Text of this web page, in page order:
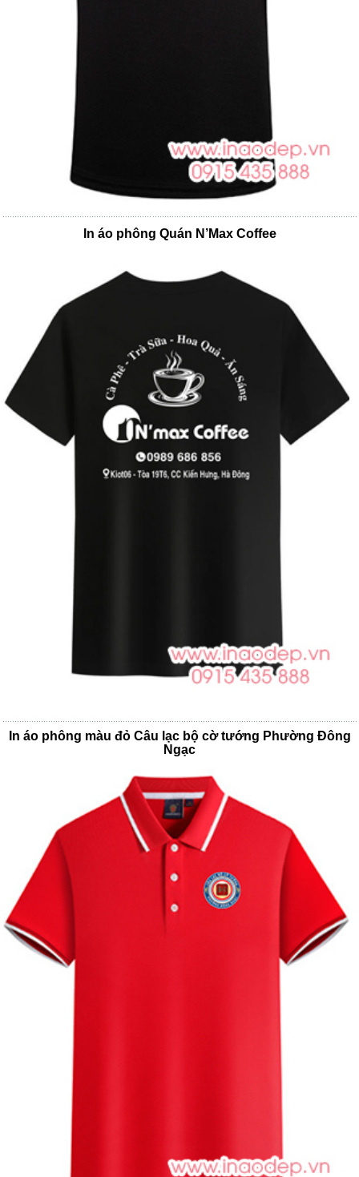
In áo phông Quán N’Max Coffee
In áo phông màu đỏ Câu lạc bộ cờ tướng Phường Đông
Ngạc